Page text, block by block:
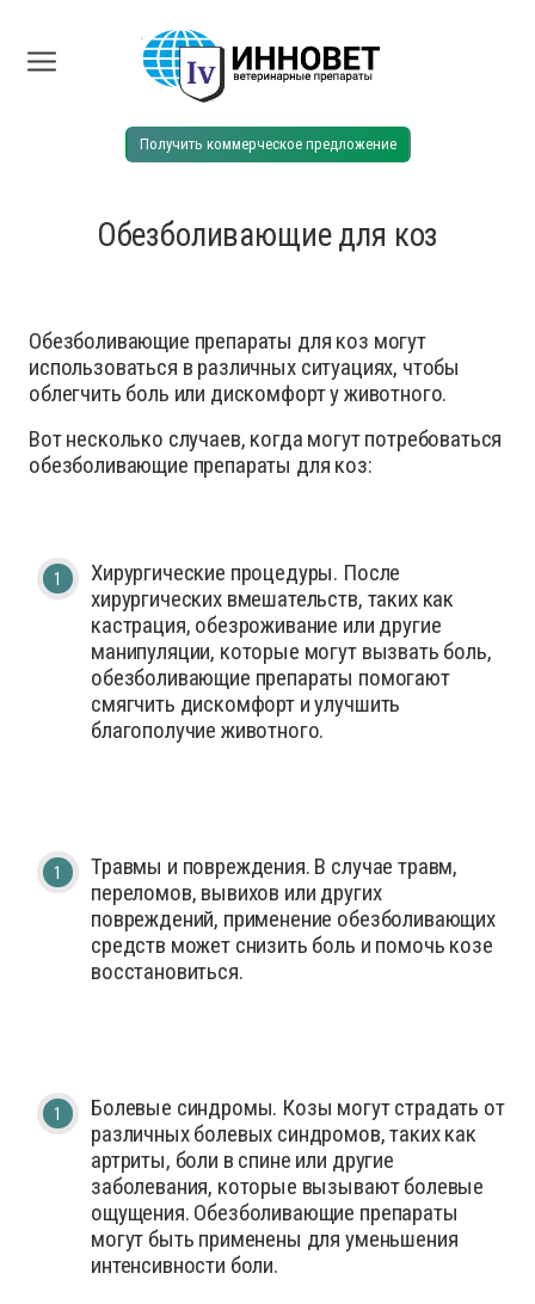
Получить коммерческое предложение
Обезболивающие для коз
Обезболивающие препараты для коз могут
использоваться в различных ситуациях, чтобы
облегчить боль или дискомфорт у животного.
Вот несколько случаев, когда могут потребоваться
обезболивающие препараты для коз:
Хирургические процедуры. После
хирургических вмешательств, таких как
кастрация, обезроживание или другие
манипуляции, которые могут вызвать боль,
обезболивающие препараты помогают
смягчить дискомфорт и улучшить
благополучие животного.
Травмы и повреждения. В случае травм,
переломов, вывихов или других
повреждений, применение обезболивающих
средств может снизить боль и помочь козе
восстановиться.
Болевые синдромы. Козы могут страдать от
различных болевых синдромов, таких как
артриты, боли в спине или другие
заболевания, которые вызывают болевые
ощущения. Обезболивающие препараты
могут быть применены для уменьшения
интенсивности боли.